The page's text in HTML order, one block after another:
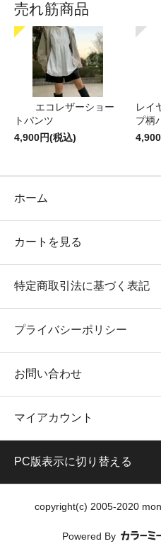
売れ筋商品
エコレザーショー
トパンツ
4,900円(税込)
レイ
プ柄
ホーム
カートを見る
特定商取引法に基づく表記
プライバシーポリシー
お問い合わせ
マイアカウント
PC版表示に切り替える
copyright(c) 2005-2020
Powered By